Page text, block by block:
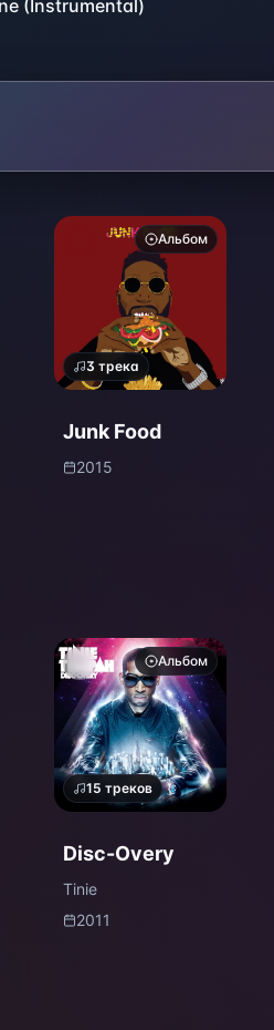
(Instrumental)
Альбом
3 трека
Junk Food
2015
Альбом
15 треков
Disc-Overy
Tinie
2011